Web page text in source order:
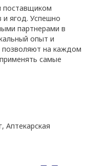
поставщиком
ягод. Успешно
партнерами в
опыт и
позволяют на каждом
самые
Аптекарская